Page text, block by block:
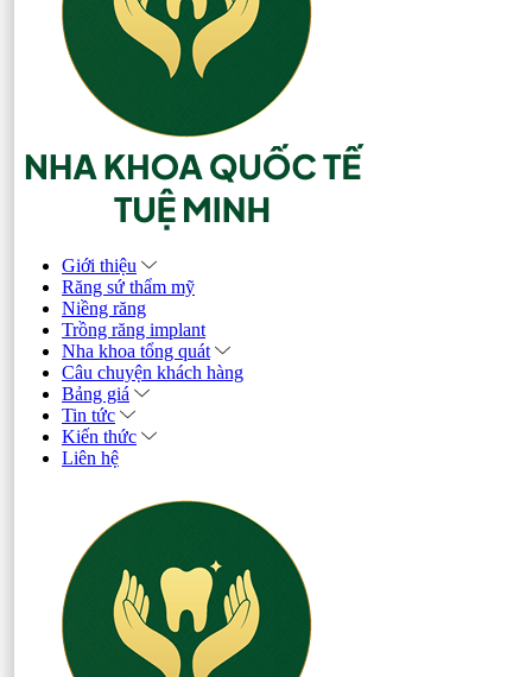
Giới thiệu
Răng sứ thẩm mỹ
Niềng răng
Trồng răng implant
Nha khoa tổng quát
Câu chuyện khách hàng
Bảng giá
Tin tức
Kiến thức
Liên hệ